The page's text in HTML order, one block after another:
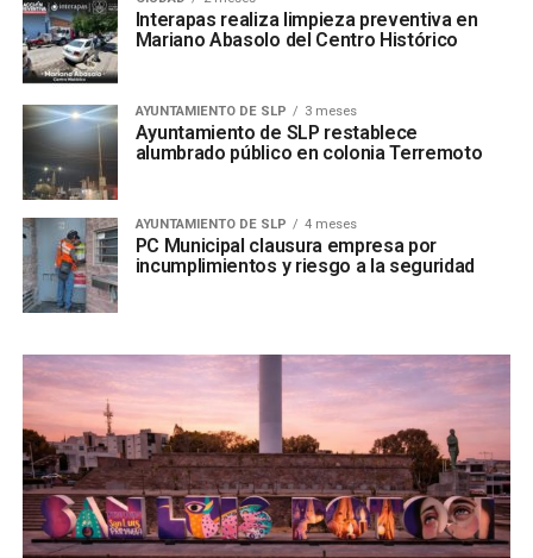
Interapas realiza limpieza preventiva en
Mariano Abasolo del Centro Histórico
AYUNTAMIENTO DE SLP 3 meses
Ayuntamiento de SLP restablece
alumbrado público en colonia Terremoto
AYUNTAMIENTO DE SLP 4 meses
PC Municipal clausura empresa por
incumplimientos y riesgo a la seguridad